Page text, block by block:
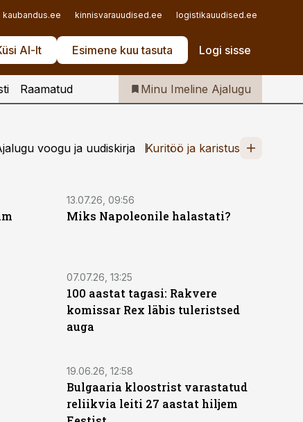
kaubandus.ee kinnisvarauudised.ee logistikauudised.ee
AI-lt Esimene kuu tasuta Logi sisse
Iseteenindus
Telli Imeline Ajalugu
Raamatud Minu Imeline Ajalugu
voogu ja uudiskirja Kuritöö ja karistus
13.07.26, 09:56
Miks Napoleonile halastati?
07.07.26, 13:25
100 aastat tagasi: Rakvere
komissar Rex läbis tuleristsed
auga
19.06.26, 12:58
Bulgaaria kloostrist varastatud
reliikvia leiti 27 aastat hiljem